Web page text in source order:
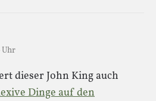
Uhr
dieser John King auch
Dinge auf den